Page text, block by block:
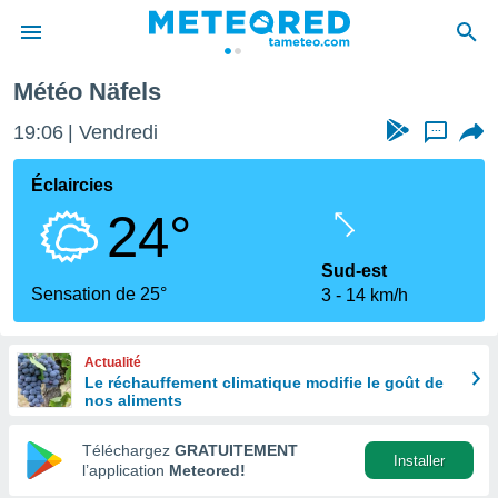
de
en
Météo Näfels
19:06 Vendredi ...
Éclaircies
24°
Sensation de 25°
Sud-est
3
14 km/h
Actualité
Le réchauffement climatique modifie le goût de
nos aliments
Téléchargez GRATUITEMENT
l’application Meteored!
Installer